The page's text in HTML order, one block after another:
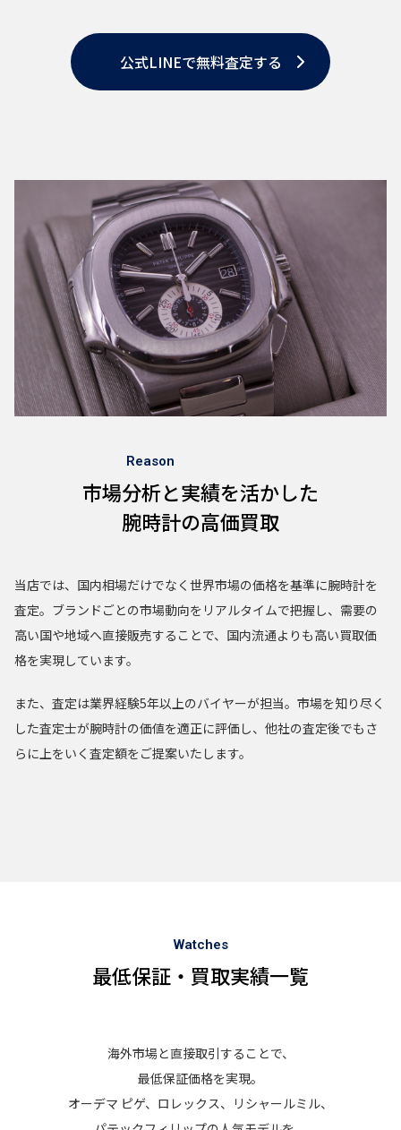
公式LINEで無料査定する
Reason
市場分析と実績を活かした
腕時計の高価買取
当店では、国内相場だけでなく世界市場の価格を基準に腕時計を
査定。 ブランドごとの市場動向をリアルタイムで把握し、需要の
高い国や地域へ直接販売することで、国内流通よりも高い買取価
格を実現しています。
また、査定は業界経験5年以上のバイヤーが担当。市場を知り尽く
した査定士が腕時計の価値を適正に評価し、他社の査定後でもさ
らに上をいく査定額をご提案いたします。
Watches
最低保証・買取実績一覧
海外市場と直接取引することで、
最低保証価格を実現。
オーデマ ピゲ、ロレックス、リシャールミル、